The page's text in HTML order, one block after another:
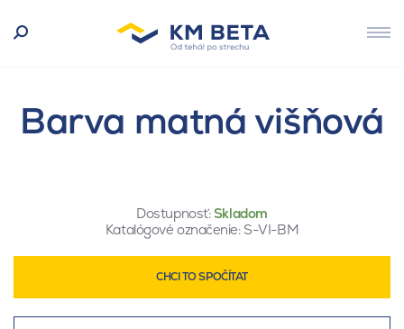
Barva matná višňová
Dostupnosť:Skladom
Katalógové označenie: S-VI-BM
CHCI TO SPOČÍTAT